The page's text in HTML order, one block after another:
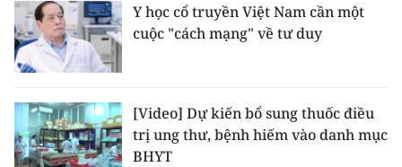
Y học cổ truyền Việt Nam cần một
cuộc "cách mạng" về tư duy
[Video] Dự kiến bổ sung thuốc điều
trị ung thư, bệnh hiếm vào danh mục
BHYT